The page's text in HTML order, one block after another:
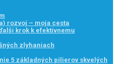
rozvoj – moja cesta
krok k efektívnemu
zlyhaniach
5 základných pilierov skvelých